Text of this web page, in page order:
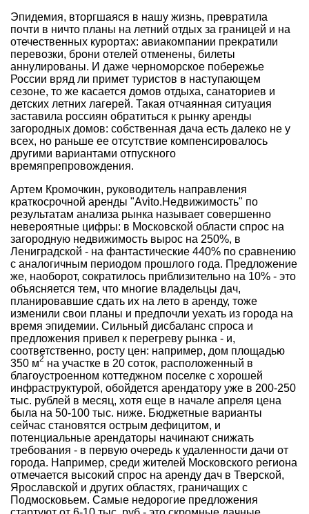
Эпидемия, вторгшаяся в нашу жизнь, превратила
почти в ничто планы на летний отдых за границей и на
отечественных курортах: авиакомпании прекратили
перевозки, брони отелей отменены, билеты
аннулированы. И даже черноморское побережье
России вряд ли примет туристов в наступающем
сезоне, то же касается домов отдыха, санаториев и
детских летних лагерей. Такая отчаянная ситуация
заставила россиян обратиться к рынку аренды
загородных домов: собственная дача есть далеко не у
всех, но раньше ее отсутствие компенсировалось
другими вариантами отпускного
времяпрепровождения.
Артем Кромочкин, руководитель направления
краткосрочной аренды "Avito.Недвижимость" по
результатам анализа рынка называет совершенно
невероятные цифры: в Московской области спрос на
загородную недвижимость вырос на 250%, в
Лениградской - на фантастические 440% по сравнению
с аналогичным периодом прошлого года. Предложение
же, наоборот, сократилось приблизительно на 10% - это
объясняется тем, что многие владельцы дач,
планировавшие сдать их на лето в аренду, тоже
изменили свои планы и предпочли уехать из города на
время эпидемии. Сильный дисбаланс спроса и
предложения привел к перегреву рынка - и,
соответственно, росту цен: например, дом площадью
350 м2 на участке в 20 соток, расположенный в
благоустроенном коттеджном поселке с хорошей
инфраструктурой, обойдется арендатору уже в 200-250
тыс. рублей в месяц, хотя еще в начале апреля цена
была на 50-100 тыс. ниже. Бюджетные варианты
сейчас становятся острым дефицитом, и
потенциальные арендаторы начинают снижать
требования - в первую очередь к удаленности дачи от
города. Например, среди жителей Московского региона
отмечается высокий спрос на аренду дач в Тверской,
Ярославской и других областях, граничащих с
Подмосковьем. Самые недорогие предложения